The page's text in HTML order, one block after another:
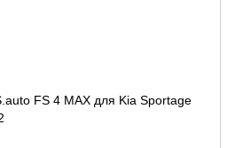
FS 4 MAX для Kia Sportage